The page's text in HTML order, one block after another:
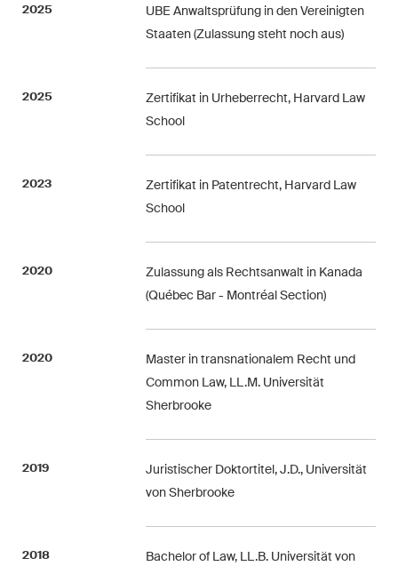
2025
UBE Anwaltsprüfung in den Vereinigten
Staaten (Zulassung steht noch aus)
2025
Zertifikat in Urheberrecht, Harvard Law
School
2023
Zertifikat in Patentrecht, Harvard Law
School
2020
Zulassung als Rechtsanwalt in Kanada
(Québec Bar - Montréal Section)
2020
Master in transnationalem Recht und
Common Law, LL.M. Universität
Sherbrooke
2019
Juristischer Doktortitel, J.D., Universität
von Sherbrooke
2018
Bachelor of Law, LL.B. Universität von
ESG Disputes Reporter
Entwicklungen in der sich
schnell verändernden
Governance-Streitigkeiten.
Prägnante Analyse der
wichtigsten Trends in der sich
schnell verändernden Welt der
Unternehmen Governance für
The M&A Perspective
Ein regelmässiger Blick aus
einer einzigartigen M&A-
Änderungen, wirtschaftliche
Entwicklungen und